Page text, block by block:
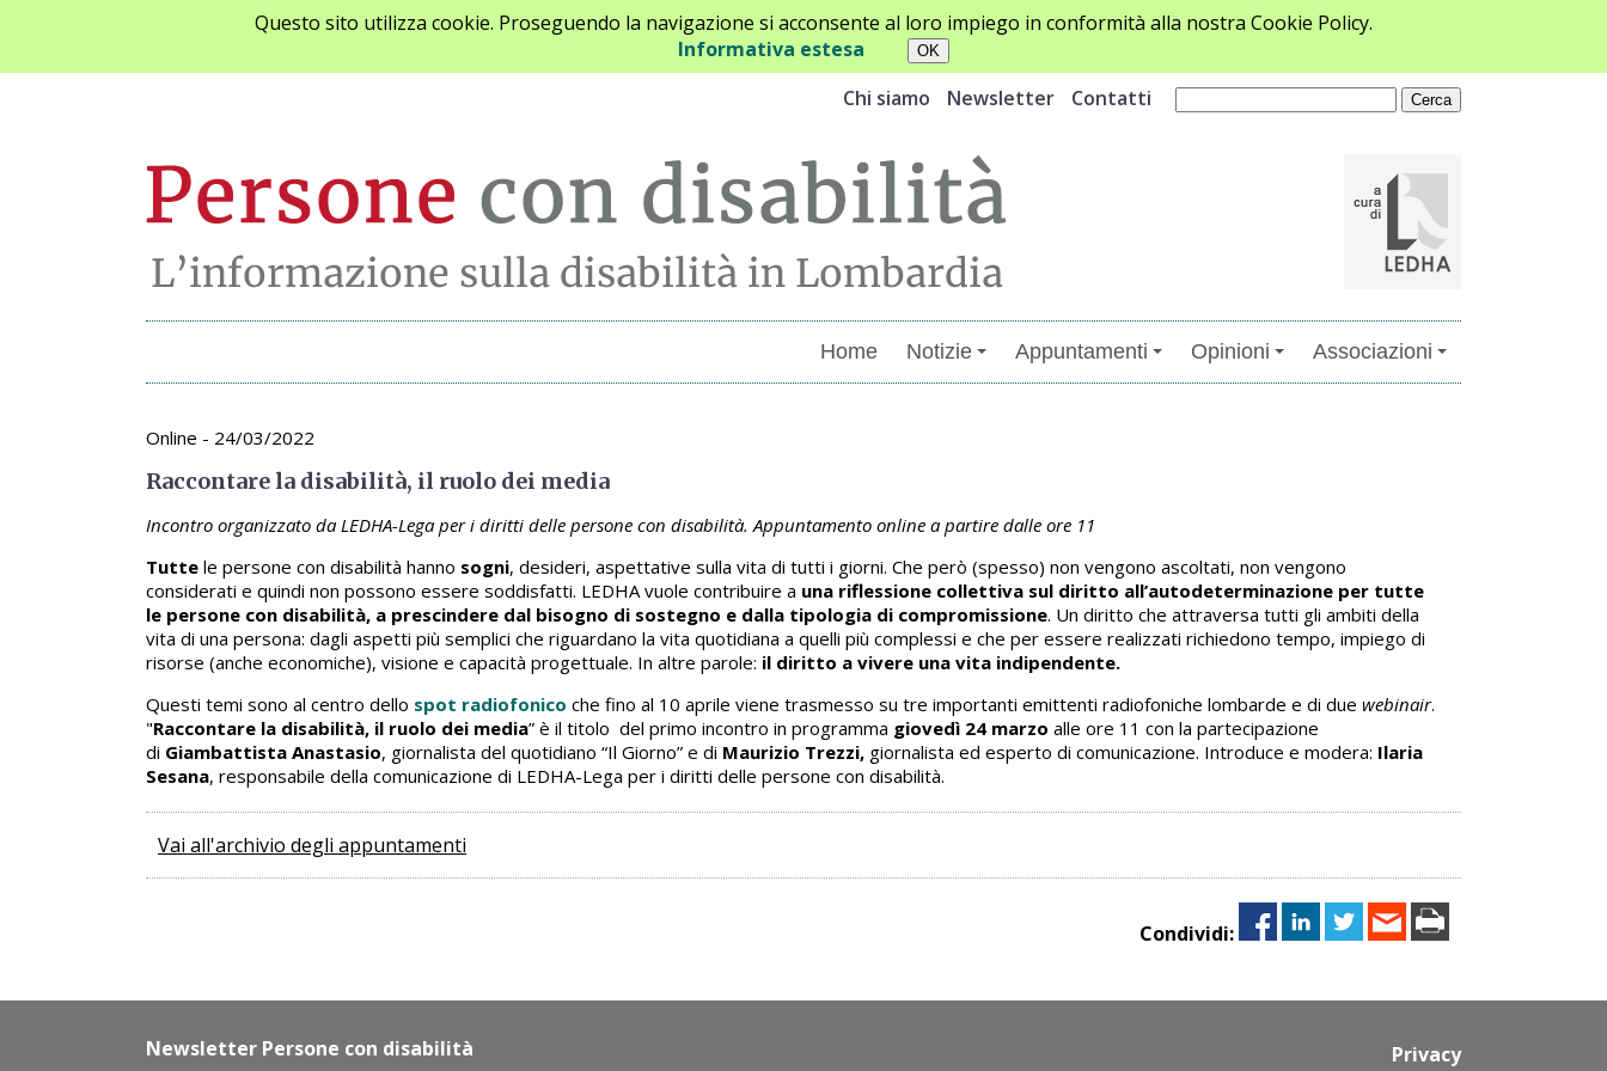
Questo sito utilizza cookie. Proseguendo la navigazione si acconsente al loro impiego in conformità alla nostra Cookie Policy.
Informativa estesa
Chi siamo
Newsletter Contatti
Home Notizie Appuntamenti Opinioni Associazioni
Archivio appuntamenti
Online - 24/03/2022
Raccontare la disabilità, il ruolo dei media
Incontro organizzato da LEDHA-Lega per i diritti delle persone con disabilità. Appuntamento online a partire dalle ore 11
Tutte le persone con disabilità hanno sogni, desideri, aspettative sulla vita di tutti i giorni. Che però (spesso) non vengono ascoltati, non vengono
considerati e quindi non possono essere soddisfatti. LEDHA vuole contribuire a una riflessione collettiva sul diritto all’autodeterminazione per tutte
le persone con disabilità, a prescindere dal bisogno di sostegno e dalla tipologia di compromissione. Un diritto che attraversa tutti gli ambiti della
vita di una persona: dagli aspetti più semplici che riguardano la vita quotidiana a quelli più complessi e che per essere realizzati richiedono tempo, impiego di
risorse (anche economiche), visione e capacità progettuale. In altre parole: il diritto a vivere una vita indipendente.
Questi temi sono al centro dello spot radiofonico che fino al 10 aprile viene trasmesso su tre importanti emittenti radiofoniche lombarde e di due webinair.
"Raccontare la disabilità, il ruolo dei media” è il titolo del primo incontro in programma giovedì 24 marzo alle ore 11 con la partecipazione
di Giambattista Anastasio, giornalista del quotidiano “Il Giorno” e di Maurizio Trezzi, giornalista ed esperto di comunicazione. Introduce e modera: Ilaria
Sesana, responsabile della comunicazione di LEDHA-Lega per i diritti delle persone con disabilità.
Vai all'archivio degli appuntamenti
Condividi:
Newsletter Persone con disabilità
Privacy